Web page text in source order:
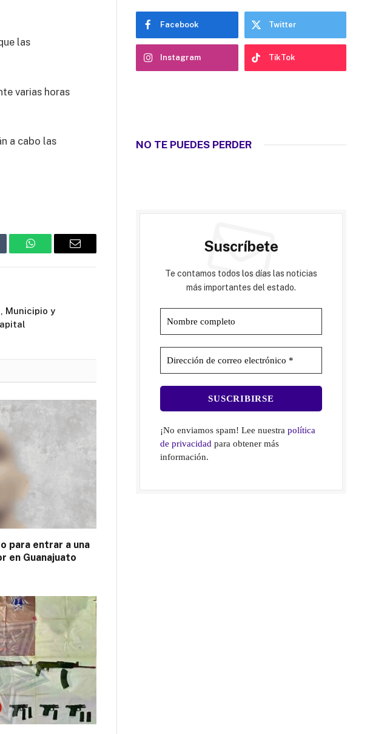
las
varias horas
a cabo las
WhatsAppEmail
Municipio y
para entrar a una
en Guanajuato
Facebook Twitter
Instagram TikTok
NO TE PUEDES PERDER
Suscríbete
Te contamos todos los días las noticias
más importantes del estado.
¡No enviamos spam! Lee nuestrapolítica
de privacidad para obtener más
información.